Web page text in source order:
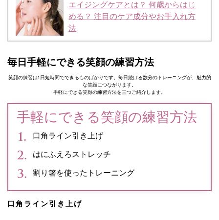
エイジングケアとは？ 何歳からはじ
める？ 注目のケア成分やお手入れ方
法
毎日手軽にできる笑顔の練習方法
笑顔の練習は1日短時間でできるものばかりです。毎日続ける数分のトレーニングが、魅力的
な笑顔につながります。
手軽にできる笑顔の練習方法を三つご紹介します。
手軽にできる笑顔の練習方法
口角ライン引き上げ
はにふえろストレッチ
割り箸を使ったトレーニング
口角ライン引き上げ